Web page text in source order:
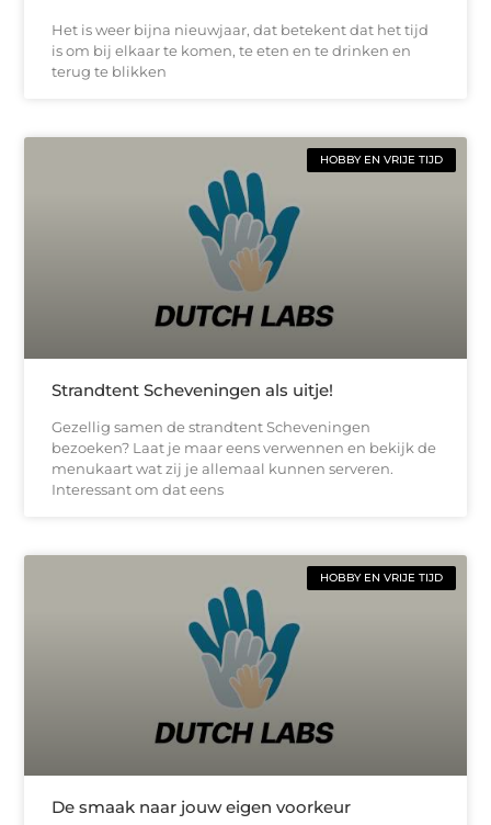
Het is weer bijna nieuwjaar, dat betekent dat het tijd
is om bij elkaar te komen, te eten en te drinken en
terug te blikken
HOBBY EN VRIJE TIJD
Strandtent Scheveningen als uitje!
Gezellig samen de strandtent Scheveningen
bezoeken? Laat je maar eens verwennen en bekijk de
menukaart wat zij je allemaal kunnen serveren.
Interessant om dat eens
HOBBY EN VRIJE TIJD
De smaak naar jouw eigen voorkeur